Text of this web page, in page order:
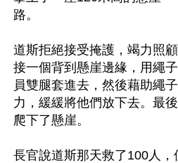
路。
道斯拒絕接受掩護，竭力照
接一個背到懸崖邊緣，用繩
員雙腿套進去，然後藉助繩
力，緩緩將他們放下去。最
爬下了懸崖。
長官說道斯那天救了100人